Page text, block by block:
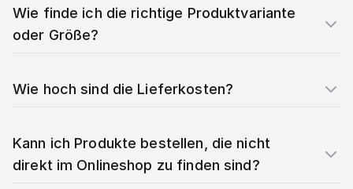
Wie finde ich die richtige Produktvariante
oder Größe?
Wie hoch sind die Lieferkosten?
Kann ich Produkte bestellen, die nicht
direkt im Onlineshop zu finden sind?